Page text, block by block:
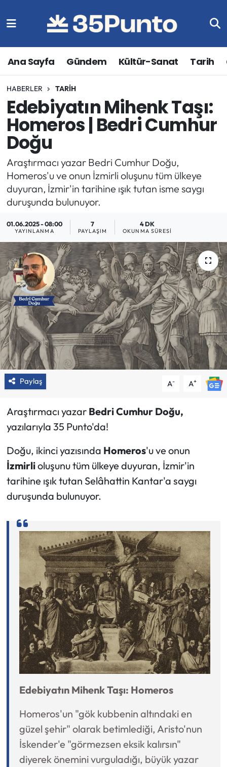
Ana Sayfa Gündem Kültür-Sanat Tarih
HABERLER TARIH
Edebiyatın Mihenk Taşı:
Homeros | Bedri Cumhur
Doğu
Araştırmacı yazar Bedri Cumhur Doğu,
Homeros'u ve onun İzmirli oluşunu tüm ülkeye
duyuran, İzmir'in tarihine ışık tutan isme saygı
duruşunda bulunuyor.
01.06.2025 - 08:00
YAYINLANMA
7
PAYLAŞIM
4 DK
OKUNMA SÜRESI
Paylaş A- A+
Araştırmacı yazar Bedri Cumhur Doğu,
yazılarıyla 35 Punto'da!
Doğu, ikinci yazısında Homeros'u ve onun
İzmirlioluşunu tüm ülkeye duyuran, İzmir'in
tarihine ışık tutan Selâhattin Kantar'a saygı
duruşunda bulunuyor.
Edebiyatın Mihenk Taşı: Homeros
Homeros'un "gök kubbenin altındaki en
güzel şehir" olarak betimlediği, Aristo'nun
İskender'e "görmezsen eksik kalırsın"
diyerek önemini vurguladığı, büyük yazar